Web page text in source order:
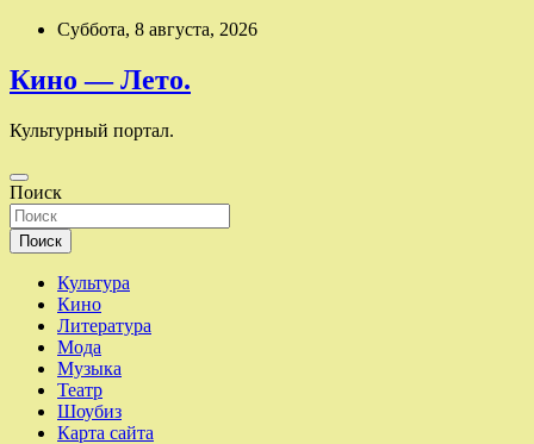
Перейти
содержимому
Суббота, 8 августа, 2026
Кино — Лето.
Культурный портал.
Поиск
Поиск
Культура
Кино
Литература
Мода
Музыка
Театр
Шоубиз
Карта сайта